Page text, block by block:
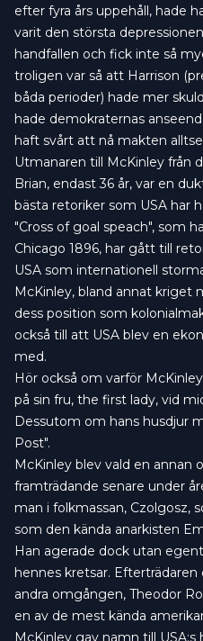
efter fyra års uppehåll, hade
varit den största
handfallen och fick inte så
troligen var så att Harrison
båda perioder) hade mer
hade demokraternas
haft svårt att nå makten
Utmanaren till McKinley från
Brian, endast 36 år, var en
bästa retoriker som USA har
"Cross of goal speach", som
Chicago 1896, har gått till
USA som internationell
McKinley, bland annat kriget
dess position som
också till att USA blev en
med.
Hör också om varför
på sin fru, the first lady, vid
Dessutom om hans husdjur
Post".
McKinley blev vald en
framträdande senare under
man i folkmassan, Czolgosz,
som den kända anarkisten
Han agerade dock utan
hennes kretsar.
andra omgången, Theodor
en av de mest kända
McKinley gav namn till USA:s